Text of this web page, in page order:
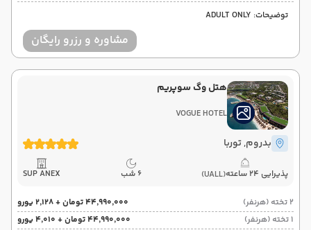
توضیحات: ADULT ONLY
مشاوره و رزرو رایگان
هتل وگ سوپریم
VOGUE HOTEL
بدروم, توربا
پذیرایی 24 ساعته (UALL) 6 شب SUP ANEX
2 تخته (هرنفر)
۴۴٬۹۹۰٬۰۰۰ تومان + ۲٬۱۲۸ یورو
1 تخته (هرنفر)
۴۴٬۹۹۰٬۰۰۰ تومان + ۴٬۰۱۰ یورو